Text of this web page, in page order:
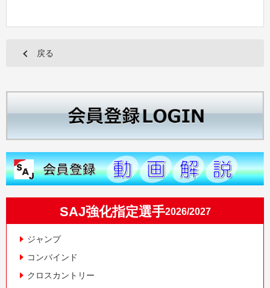
戻る
SAJ強化指定選手2026/2027
ジャンプ
コンバインド
クロスカントリー